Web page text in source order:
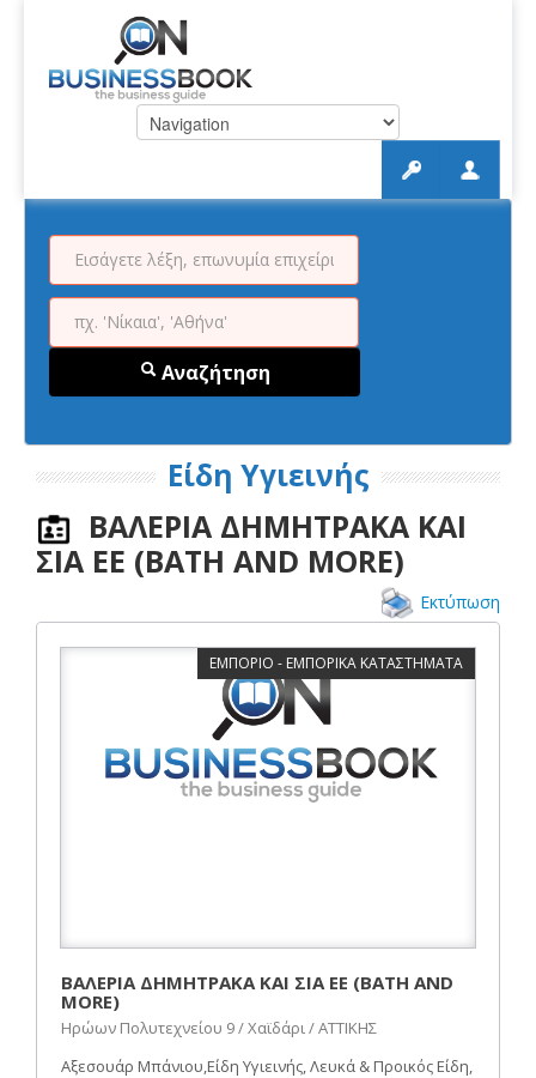
Αναζήτηση
Είδη Υγιεινής
ΒΑΛΕΡΙΑ ΔΗΜΗΤΡΑΚΑ ΚΑΙ
ΣΙΑ ΕΕ (BATH AND MORE)
Εκτύπωση
ΕΜΠΟΡΙΟ - ΕΜΠΟΡΙΚΑ ΚΑΤΑΣΤΗΜΑΤΑ
ΒΑΛΕΡΙΑ ΔΗΜΗΤΡΑΚΑ ΚΑΙ ΣΙΑ ΕΕ (BATH AND
MORE)
Ηρώων Πολυτεχνείου 9 / Χαϊδάρι / ΑΤΤΙΚΗΣ
Αξεσουάρ Μπάνιου,Είδη Υγιεινής, Λευκά & Προικός Είδη,